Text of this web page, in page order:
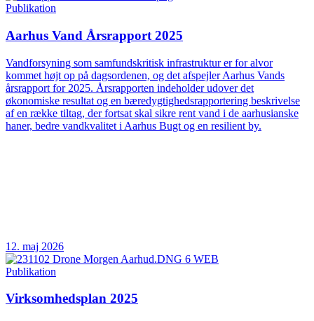
Publikation
Aarhus Vand Årsrapport 2025
Vandforsyning som samfundskritisk infrastruktur er for alvor
kommet højt op på dagsordenen, og det afspejler Aarhus Vands
årsrapport for 2025. Årsrapporten indeholder udover det
økonomiske resultat og en bæredygtighedsrapportering beskrivelse
af en række tiltag, der fortsat skal sikre rent vand i de aarhusianske
haner, bedre vandkvalitet i Aarhus Bugt og en resilient by.
12. maj 2026
Publikation
Virksomhedsplan 2025